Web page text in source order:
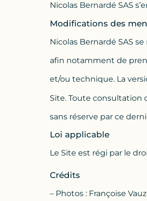
Nicolas Bernardé SAS
Modifications des
Nicolas Bernardé SAS
afin notamment de
et/ou technique. La
Site. Toute consultation
sans réserve par ce
Loi applicable
Le Site est régi par le
Crédits
– Photos : Françoise